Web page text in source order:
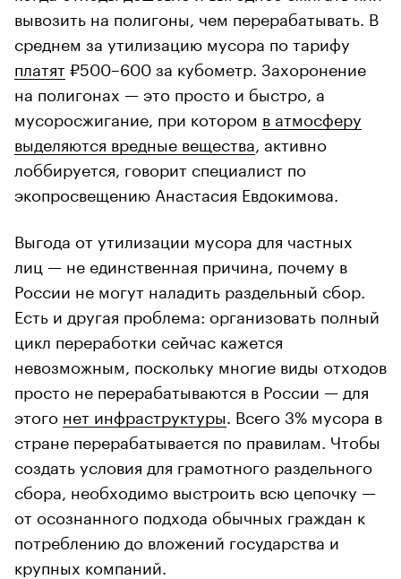
вывозить на полигоны, чем перерабатывать. В
среднем за утилизацию мусора по тарифу
платят₽500–600 за кубометр. Захоронение
на полигонах — это просто и быстро, а
мусоросжигание, при котором в атмосферу
выделяются вредные вещества , активно
лоббируется, говорит специалист по
экопросвещению Анастасия Евдокимова.
Выгода от утилизации мусора для частных
лиц — не единственная причина, почему в
России не могут наладить раздельный сбор.
Есть и другая проблема: организовать полный
цикл переработки сейчас кажется
невозможным, поскольку многие виды отходов
просто не перерабатываются в России — для
этого нет инфраструктуры . Всего 3% мусора в
стране перерабатывается по правилам. Чтобы
создать условия для грамотного раздельного
сбора, необходимо выстроить всю цепочку —
от осознанного подхода обычных граждан к
потреблению до вложений государства и
крупных компаний.